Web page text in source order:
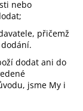
nebo
přičemž
dodat ani do
jsme My i